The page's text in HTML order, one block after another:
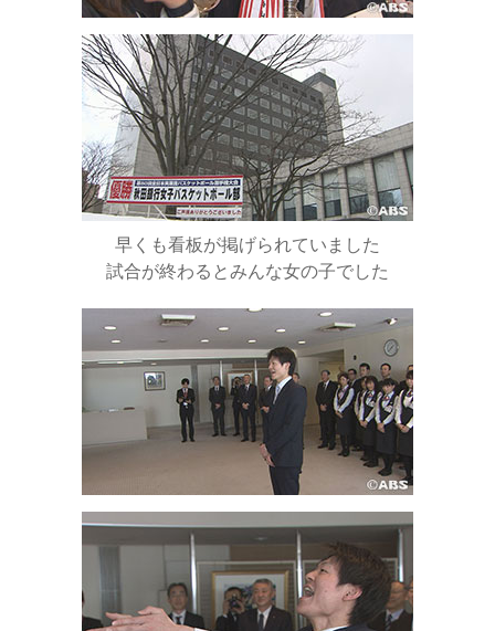
早くも看板が掲げられていました
試合が終わるとみんな女の子でした